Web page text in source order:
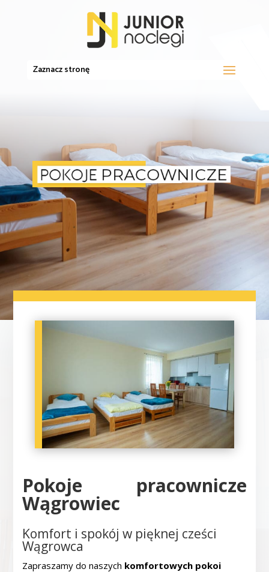
Zaznacz stronę
Pokoje pracownicze
Wągrowiec
Komfort i spokój w pięknej cześci
Wągrowca
Zapraszamy do naszych komfortowych pokoi